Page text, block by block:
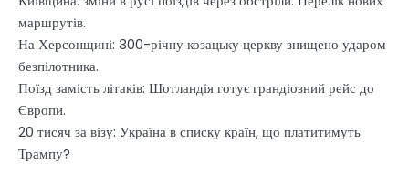
маршрутів.
На Херсонщині: 300-річну козацьку церкву знищено ударом
безпілотника.
Поїзд замість літаків: Шотландія готує грандіозний рейс до
Європи.
20 тисяч за візу: Україна в списку країн, що платитимуть
Трампу?